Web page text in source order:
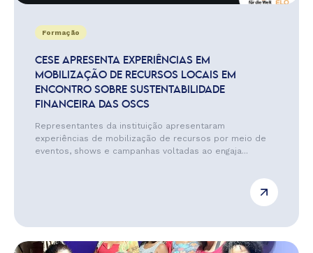
Formação
CESE APRESENTA EXPERIÊNCIAS EM
MOBILIZAÇÃO DE RECURSOS LOCAIS EM
ENCONTRO SOBRE SUSTENTABILIDADE
FINANCEIRA DAS OSCS
Representantes da instituição apresentaram
experiências de mobilização de recursos por meio de
eventos, shows e campanhas voltadas ao engaja...